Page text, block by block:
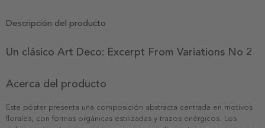
Descripción del producto
Un clásico Art Deco: Excerpt From Variations No 2
Acerca del producto
Este póster presenta una composición abstracta centrada en motivos
florales, con formas orgánicas estilizadas y trazos enérgicos. Los